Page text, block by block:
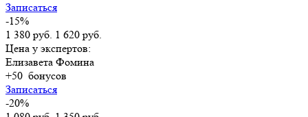
Записаться
-15%
1 380 руб. 1 620 руб.
Цена у экспертов:
Елизавета Фомина
+50 бонусов
Записаться
-20%